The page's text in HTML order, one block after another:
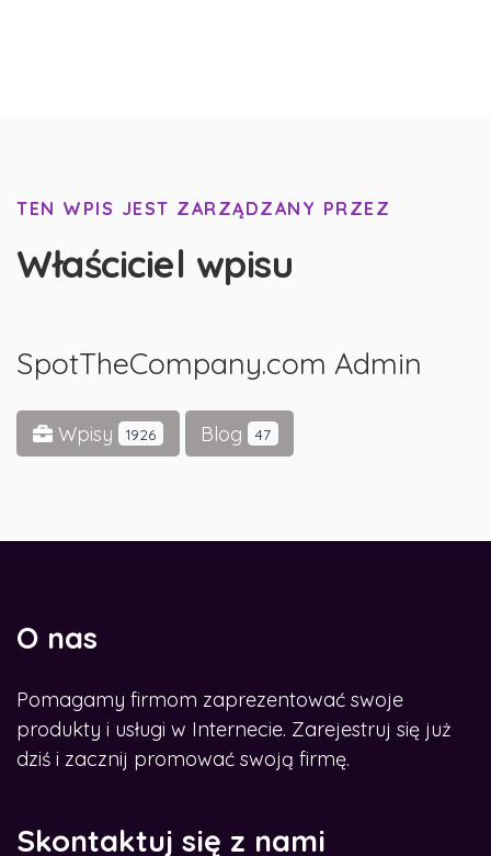
TEN WPIS JEST ZARZĄDZANY PRZEZ
Właściciel wpisu
SpotTheCompany.com Admin
Wpisy 1926 Blog 47
O nas
Pomagamy firmom zaprezentować swoje
produkty i usługi w Internecie. Zarejestruj się już
dziś i zacznij promować swoją firmę.
Skontaktuj się z nami